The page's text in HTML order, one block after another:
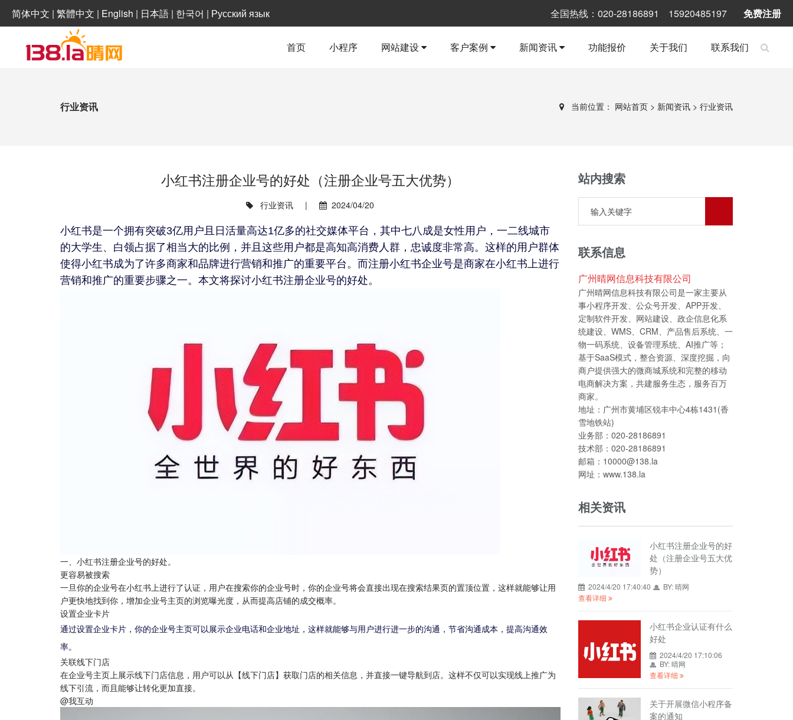
简体中文 | 繁體中文 | English | 日本語 | 한국어 | Русский язык 全国热线：020-28186891 15920485197 免费注册
首页 小程序 网站建设 客户案例 新闻资讯 功能报价 关于我们 联系我们
行业资讯 当前位置： 网站首页 > 新闻资讯 > 行业资讯
小红书注册企业号的好处（注册企业号五大优势）
行业资讯 | 2024/04/20
小红书是一个拥有突破3亿用户且日活量高达1亿多的社交媒体平台，其中七八成是女性用户，一二线城市
的大学生、白领占据了相当大的比例，并且这些用户都是高知高消费人群，忠诚度非常高。这样的用户群体
使得小红书成为了许多商家和品牌进行营销和推广的重要平台。而注册小红书企业号是商家在小红书上进行
营销和推广的重要步骤之一。本文将探讨小红书注册企业号的好处。
一、小红书注册企业号的好处。
更容易被搜索
一旦你的企业号在小红书上进行了认证，用户在搜索你的企业号时，你的企业号将会直接出现在搜索结果页的置顶位置，这样就能够让用
户更快地找到你，增加企业号主页的浏览曝光度，从而提高店铺的成交概率。
设置企业卡片
通过设置企业卡片，你的企业号主页可以展示企业电话和企业地址，这样就能够与用户进行进一步的沟通，节省沟通成本，提高沟通效
率。
关联线下门店
在企业号主页上展示线下门店信息，用户可以从【线下门店】获取门店的相关信息，并直接一键导航到店。这样不仅可以实现线上推广为
线下引流，而且能够让转化更加直接。
@我互动
站内搜索
联系信息
广州晴网信息科技有限公司
广州晴网信息科技有限公司是一家主要从
事小程序开发、公众号开发、APP开发、
定制软件开发、网站建设、政企信息化系
统建设、WMS、CRM、产品售后系统、一
物一码系统、设备管理系统、AI推广等；
基于SaaS模式，整合资源、深度挖掘，向
商户提供强大的微商城系统和完整的移动
电商解决方案，共建服务生态，服务百万
商家。
地址：广州市黄埔区锐丰中心4栋1431(香
雪地铁站)
业务部：020-28186891
技术部：020-28186891
邮箱：10000@138.la
网址：www.138.la
相关资讯
小红书注册企业号的好
处（注册企业号五大优
势）
2024/4/20 17:40:40 BY:晴网
查看详细
小红书企业认证有什么
好处
2024/4/20 17:10:06
BY:晴网
查看详细
关于开展微信小程序备
案的通知